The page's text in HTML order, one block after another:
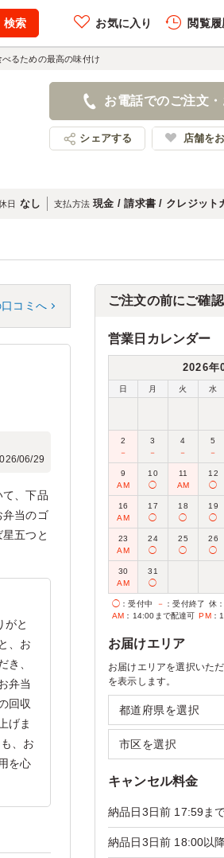
お気に入り 閲覧履
べるための最高の味付け
お電話でのご注文
シェアする 店舗を
日 なし 支払方法 現金 / 請求書 / クレジット
口コミへ
06/29
、下品
弁当のゴ
五つと
がと
、お
き、
弁当
回収
げま
、お
を心
ご注文の前にご確
営業日カレンダー
2026年
日 月 火 水
2
－
3
－
4
－
5
－
9
AM
10
◯
11
AM
12
◯
16
AM
17
◯
18
◯
19
◯
23
AM
24
◯
25
◯
26
◯
30
AM
31
◯
◯ ：受付中 － ：受付終了 休
AM ：14:00まで配達可 PM：
お届けエリア
お届けエリアを選択いた
を表示します。
キャンセル料金
納品日3日前 17:59ま
納品日3日前 18:00以